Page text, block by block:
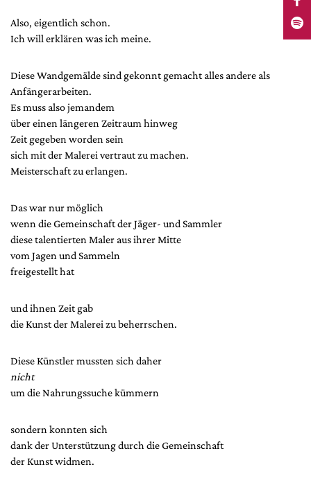
Also, eigentlich schon.
Ich will erklären was ich meine.
Diese Wandgemälde sind gekonnt gemacht alles andere als
Anfängerarbeiten.
Es muss also jemandem
über einen längeren Zeitraum hinweg
Zeit gegeben worden sein
sich mit der Malerei vertraut zu machen.
Meisterschaft zu erlangen.
Das war nur möglich
wenn die Gemeinschaft der Jäger- und Sammler
diese talentierten Maler aus ihrer Mitte
vom Jagen und Sammeln
freigestellt hat
und ihnen Zeit gab
die Kunst der Malerei zu beherrschen.
Diese Künstler mussten sich daher
nicht
um die Nahrungssuche kümmern
sondern konnten sich
dank der Unterstützung durch die Gemeinschaft
der Kunst widmen.